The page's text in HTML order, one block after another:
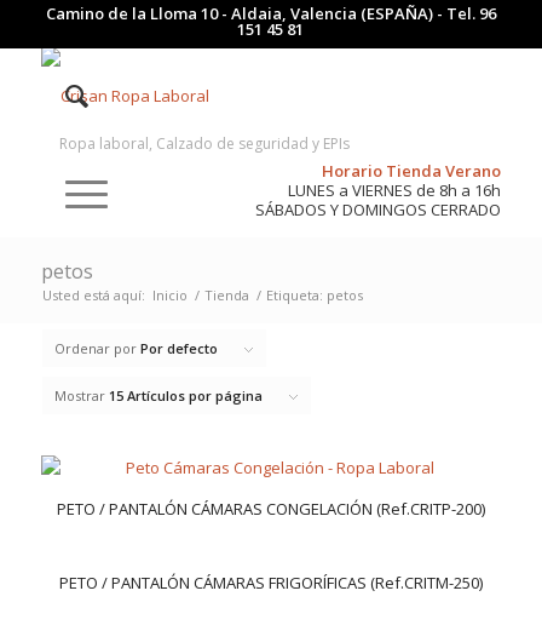
Camino de la Lloma 10 - Aldaia, Valencia (ESPAÑA) - Tel. 96
151 45 81
Ropa laboral, Calzado de seguridad y EPIs
Horario Tienda Verano
LUNES a VIERNES de 8h a 16h
SÁBADOS Y DOMINGOS CERRADO
petos
Usted está aquí: Inicio / Tienda / Etiqueta: petos
Ordenar por Por defecto
Mostrar 15 Artículos por página
PETO / PANTALÓN CÁMARAS CONGELACIÓN (Ref.CRITP-200)
PETO / PANTALÓN CÁMARAS FRIGORÍFICAS (Ref.CRITM-250)